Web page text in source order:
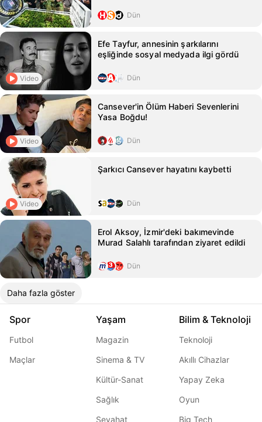
Dün
Video
Efe Tayfur, annesinin şarkılarını
eşliğinde sosyal medyada ilgi gördü
Dün
Video
Cansever'in Ölüm Haberi Sevenlerini
Yasa Boğdu!
Dün
Video
Şarkıcı Cansever hayatını kaybetti
Dün
Erol Aksoy, İzmir'deki bakımevinde
Murad Salahlı tarafından ziyaret edildi
Dün
Daha fazla göster
Spor
Futbol
Maçlar
Yaşam
Magazin
Sinema & TV
Kültür-Sanat
Sağlık
Seyahat
Bilim & Teknoloji
Teknoloji
Akıllı Cihazlar
Yapay Zeka
Oyun
Big Tech